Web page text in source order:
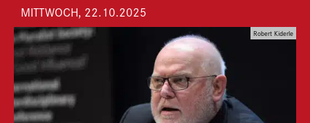
MITTWOCH, 22.10.2025
Robert Kiderle